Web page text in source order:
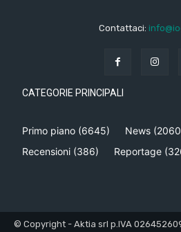
Contattaci:
CATEGORIE PRINCIPALI
Primo piano (6645) News
Recensioni (386) Reportage
© Copyright - Aktia srl p.IVA